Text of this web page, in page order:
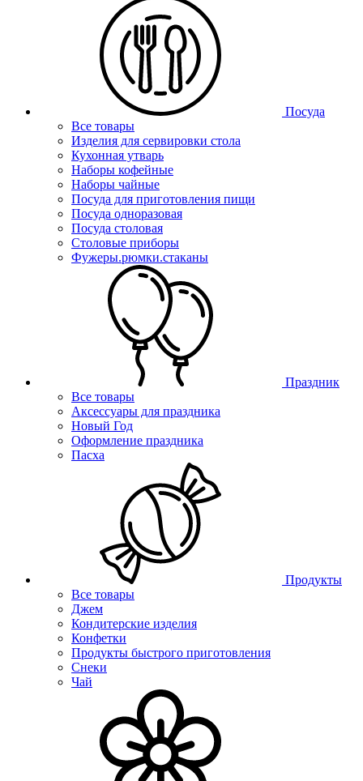
Посуда
Все товары
Изделия для сервировки стола
Кухонная утварь
Наборы кофейные
Наборы чайные
Посуда для приготовления пищи
Посуда одноразовая
Посуда столовая
Столовые приборы
Фужеры.рюмки.стаканы
Праздник
Все товары
Аксессуары для праздника
Новый Год
Оформление праздника
Пасха
Продукты
Все товары
Джем
Кондитерские изделия
Конфетки
Продукты быстрого приготовления
Снеки
Чай